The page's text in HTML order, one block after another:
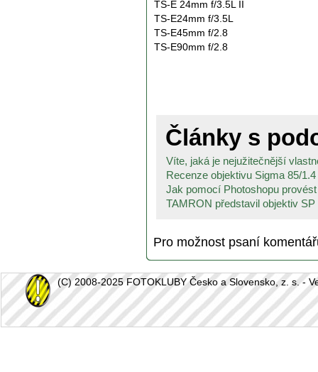
TS-E 24mm f/3.5L II
TS-E24mm f/3.5L
TS-E45mm f/2.8
TS-E90mm f/2.8
Články s
Víte, jaká je nejužitečnější
Recenze objektivu Sigma 85/
Jak pomocí Photoshopu
TAMRON představil objektiv
Pro možnost psaní
(C) 2008-2025 FOTOKLUBY Česko a Slovensko, z. s. -